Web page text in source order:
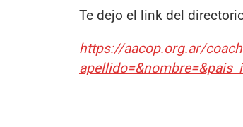
Te dejo el link del
https://aacop.org.ar/